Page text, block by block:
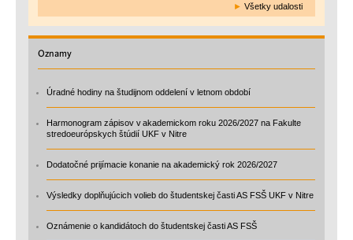
► Všetky udalosti
Oznamy
Úradné hodiny na študijnom oddelení v letnom období
Harmonogram zápisov v akademickom roku 2026/2027 na Fakulte
stredoeurópskych štúdií UKF v Nitre
Dodatočné prijímacie konanie na akademický rok 2026/2027
Výsledky doplňujúcich volieb do študentskej časti AS FSŠ UKF v Nitre
Oznámenie o kandidátoch do študentskej časti AS FSŠ